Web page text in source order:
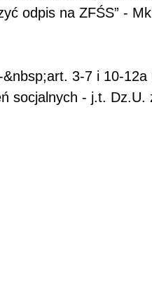
odpis na ZFŚS” -
&nbsp;art. 3-7 i 10-12a
socjalnych - j.t.